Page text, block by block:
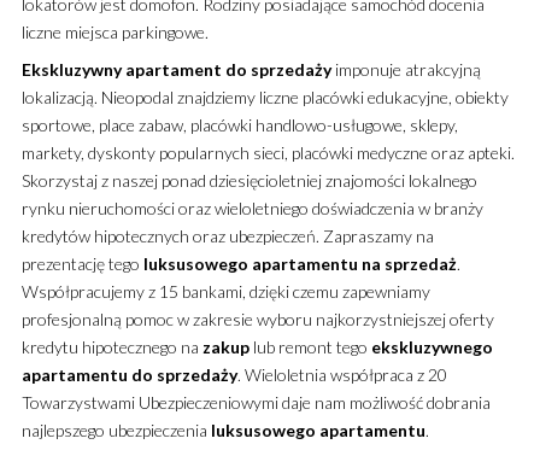
liczne miejsca parkingowe.
Ekskluzywny apartament do sprzedażyimponuje atrakcyjną
lokalizacją. Nieopodal znajdziemy liczne placówki edukacyjne, obiekty
sportowe, place zabaw, placówki handlowo-usługowe, sklepy,
markety, dyskonty popularnych sieci, placówki medyczne oraz apteki.
Skorzystaj z naszej ponad dziesięcioletniej znajomości lokalnego
rynku nieruchomości oraz wieloletniego doświadczenia w branży
kredytów hipotecznych oraz ubezpieczeń. Zapraszamy na
prezentację tego luksusowego apartamentu na sprzedaż.
Współpracujemy z 15 bankami, dzięki czemu zapewniamy
profesjonalną pomoc w zakresie wyboru najkorzystniejszej oferty
kredytu hipotecznego na zakuplub remont tego ekskluzywnego
apartamentu do sprzedaży. Wieloletnia współpraca z 20
Towarzystwami Ubezpieczeniowymi daje nam możliwość dobrania
najlepszego ubezpieczenia luksusowego apartamentu.